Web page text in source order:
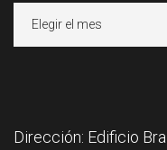
Dirección: Edificio